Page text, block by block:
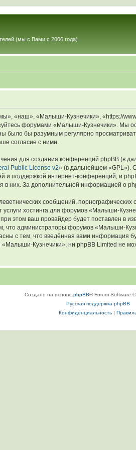
(мы с Вами с 2006 года)
«наш», «Малыши-Кузнечики», «https://
форумами «Малыши-Кузнечики». Мы
было бы разумным регулярно
согласие с ними.
для создания конференций phpBB (в
Public License v2» (в дальнейшем «GPL»).
и поддержкой интернет-конференций, и
в них. За дополнительной информацией о
сообщений,
хостинга для форумов «Малыши-
этом ваш провайдер будет поставлен в
что администраторы форумов «Малыши-
с тем, что введённая вами информация
Кузнечики», ни phpBB Limited не
Создано на основе phpBB® Forum Software
Русская поддержка phpBB
Конфиденциальность|